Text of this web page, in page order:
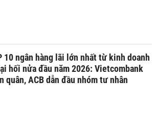
10 ngân hàng lãi lớn nhất từ kinh doanh
hối nửa đầu năm 2026: Vietcombank
quân, ACB dẫn đầu nhóm tư nhân